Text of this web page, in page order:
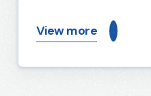
View more